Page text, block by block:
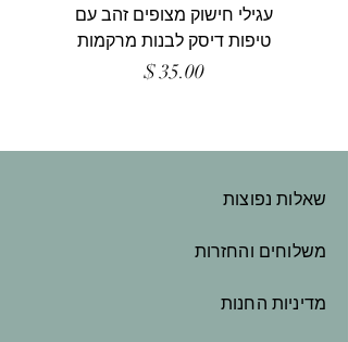
עגילי חישוק מצופים זהב עם
טיפות דיסק לבנות מרקמות
מחיר
שאלות נפוצות
משלוחים והחזרות
מדיניות החנות